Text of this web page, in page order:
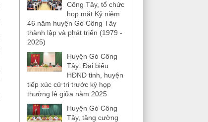
Công Tây, tổ chức
họp mặt Kỷ niệm
46 năm huyện Gò Công Tây
thành lập và phát triển (1979 -
2025)
Huyện Gò Công
Tây: Đại biểu
HĐND tỉnh, huyện
tiếp xúc cử tri trước kỳ họp
thường lệ giữa năm 2025
Huyện Gò Công
Tây, tăng cường